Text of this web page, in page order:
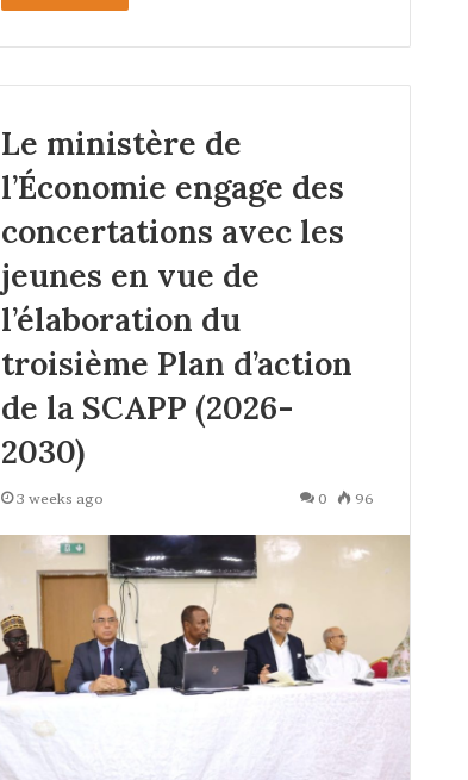
Le ministère de
l’Économie engage des
concertations avec les
jeunes en vue de
l’élaboration du
troisième Plan d’action
de la SCAPP (2026-
2030)
3 weeks ago 0 96